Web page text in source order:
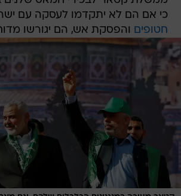
כי אם הם לא יתקדמו לעסקה עם
חטופים והפסקת אש, הם יגורשו